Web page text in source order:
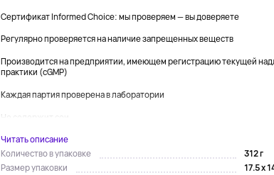
Сертификат Informed Choice: мы проверяем — вы доверяете
Регулярно проверяется на наличие запрещенных веществ
Производится на предприятии, имеющем регистрацию текущей
практики (cGMP)
Каждая партия проверена в лаборатории
Не содержит сои...
Читать описание
Количество в упаковке
312 г
Размер упаковки
17.5 x